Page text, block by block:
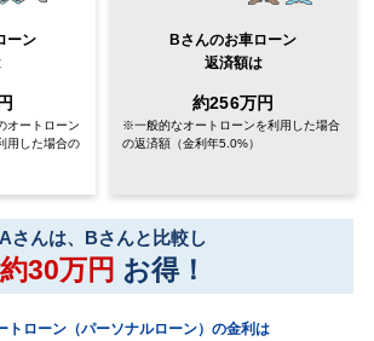
ーン
オートローン
用した場合の
Bさんのお車ローン
返済額は
約256万円
※一般的なオートローンを利用した場合
の返済額 （金利年5.0%）
Aさんは、Bさんと比較し
約30万円 お得！
トローン（パーソナルローン）の金利は